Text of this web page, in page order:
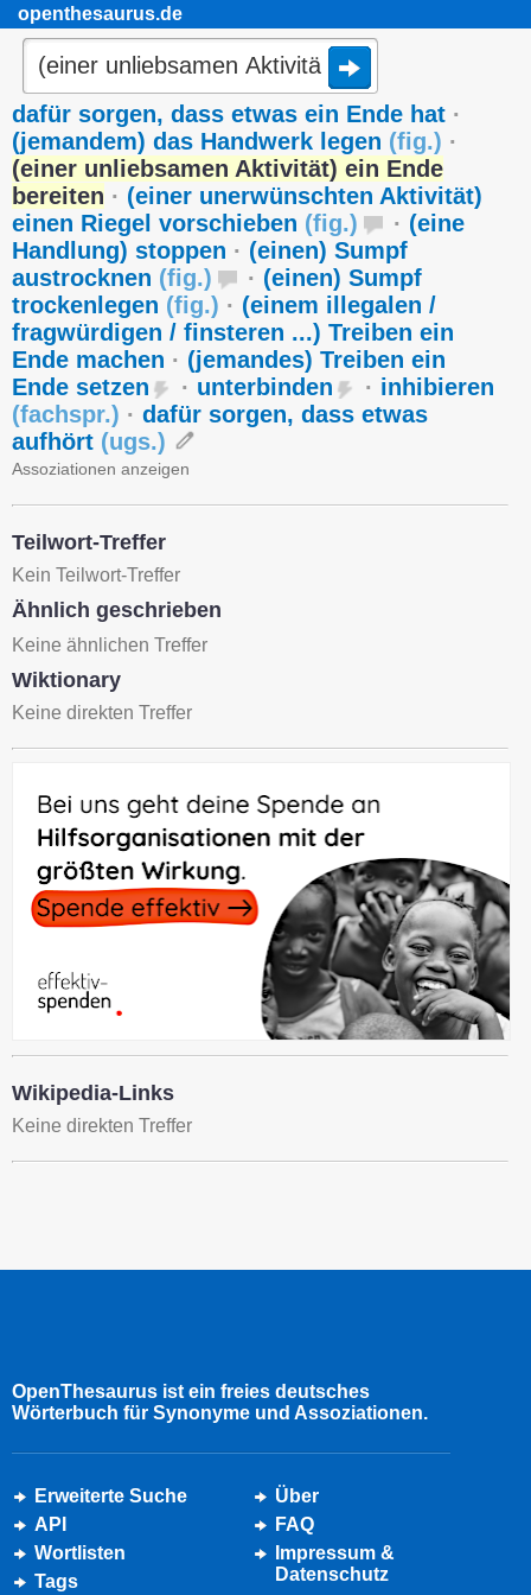
openthesaurus.de
dafür sorgen, dass etwas ein Ende hat ·
(jemandem) das Handwerk legen (fig.) ·
(einer unliebsamen Aktivität) ein Ende
bereiten · (einer unerwünschten Aktivität)
einen Riegel vorschieben (fig.) · (eine
Handlung) stoppen · (einen) Sumpf
austrocknen (fig.) · (einen) Sumpf
trockenlegen (fig.) · (einem illegalen /
fragwürdigen / finsteren ...) Treiben ein
Ende machen · (jemandes) Treiben ein
Ende setzen
· unterbinden · inhibieren
(fachspr.) · dafür sorgen, dass etwas
aufhört (ugs.)
Assoziationen anzeigen
Teilwort-Treffer
Kein Teilwort-Treffer
Ähnlich geschrieben
Keine ähnlichen Treffer
Wiktionary
Keine direkten Treffer
Wikipedia-Links
Keine direkten Treffer
OpenThesaurus ist ein freies deutsches
Wörterbuch für Synonyme und Assoziationen.
Erweiterte Suche
API
Wortlisten
Tags
Über
FAQ
Impressum &
Datenschutz